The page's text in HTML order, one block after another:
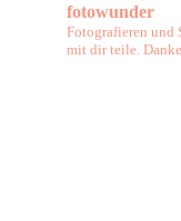
fotowunder
Fotografieren und
mit dir teile.